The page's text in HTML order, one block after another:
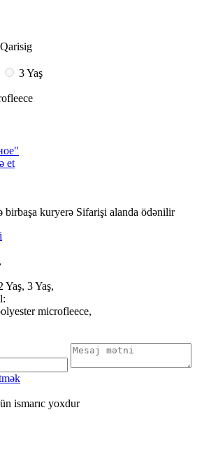
Qarisig
3 Yaş
et
birbaşa kuryerə Sifarişi alanda ödənilir
Yaş, 3 Yaş,
microfleece,
ismarıc yoxdur